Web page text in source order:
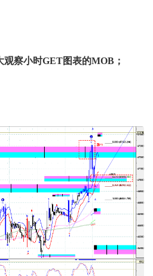
察小时GET图表的MOB；